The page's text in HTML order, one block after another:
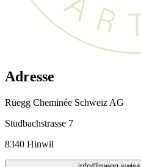
Adresse
Rüegg Cheminée Schweiz AG
Studbachstrasse 7
8340 Hinwil